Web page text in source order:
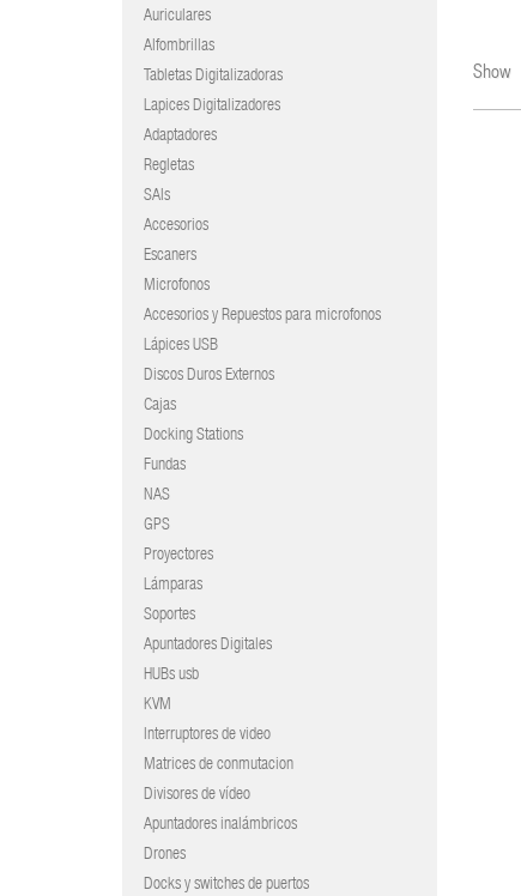
Auriculares
Alfombrillas
Tabletas Digitalizadoras
Lapices Digitalizadores
Adaptadores
Regletas
SAIs
Accesorios
Escaners
Microfonos
Accesorios y Repuestos para microfonos
Lápices USB
Discos Duros Externos
Cajas
Docking Stations
Fundas
NAS
GPS
Proyectores
Lámparas
Soportes
Apuntadores Digitales
HUBs usb
KVM
Interruptores de video
Matrices de conmutacion
Divisores de vídeo
Apuntadores inalámbricos
Drones
Docks y switches de puertos
Show